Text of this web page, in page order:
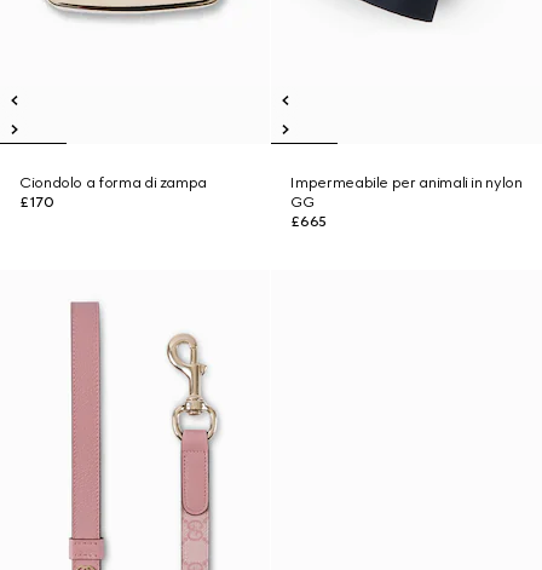
Ciondolo a forma di zampa
£170
Impermeabile per animali in nylon
GG
£665